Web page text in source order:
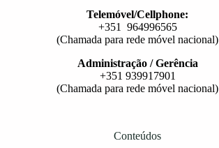
Telemóvel/Cellphone:
+351 964996565
(Chamada para rede móvel nacional)
Administração / Gerência
+351 939917901
(Chamada para rede móvel nacional)
Conteúdos